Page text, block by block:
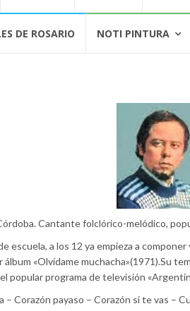
DE ROSARIO NOTI PINTURA
Cantante folclórico-melódico,
escuela, a los 12 ya empieza a
«Olvídame muchacha»(1971).Su
programa de televisión
Corazón payaso – Corazón si te vas –